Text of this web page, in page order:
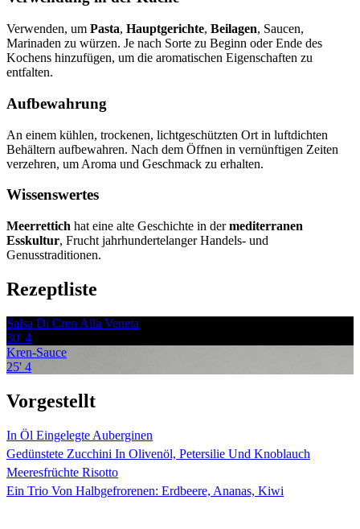
Verwenden, um Pasta, Hauptgerichte, Beilagen, Saucen,
Marinaden zu würzen. Je nach Sorte zu Beginn oder Ende des
Kochens hinzufügen, um die aromatischen Eigenschaften zu
entfalten.
Aufbewahrung
An einem kühlen, trockenen, lichtgeschützten Ort in luftdichten
Behältern aufbewahren. Nach dem Öffnen in vernünftigen Zeiten
verzehren, um Aroma und Geschmack zu erhalten.
Wissenswertes
Meerrettich hat eine alte Geschichte in dermediterranen
Esskultur, Frucht jahrhundertelanger Handels- und
Genusstraditionen.
Rezeptliste
Salsa Di Cren Alla Veneta
30' 4
Kren-Sauce
25' 4
Vorgestellt
In Öl Eingelegte Auberginen
Gedünstete Zucchini In Olivenöl, Petersilie Und Knoblauch
Meeresfrüchte Risotto
Ein Trio Von Halbgefrorenen: Erdbeere, Ananas, Kiwi